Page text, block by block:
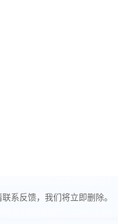
系反馈，我们将立即删除。